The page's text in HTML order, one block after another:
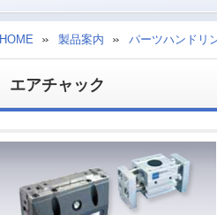
HOME 製品案内 パーツハンドリ
エアチャック